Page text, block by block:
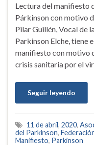
Lectura del manifiesto
Párkinson con motivo
Pilar Guillén, Vocal de
Parkinson Elche, tiene
manifiesto con motivo
crisis sanitaria por el
Seguir leyendo
11 de abril, 2020,
del Parkinson,
Manifiesto, Parkinson